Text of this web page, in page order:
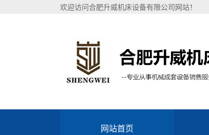
欢迎访问合肥升威机床设备有限公司网站！
网站首页